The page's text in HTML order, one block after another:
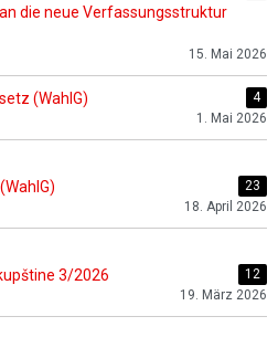
die neue Verfassungsstruktur
15. Mai 2026
(WahlG)
4
1. Mai 2026
23
18. April 2026
3/2026
12
19. März 2026